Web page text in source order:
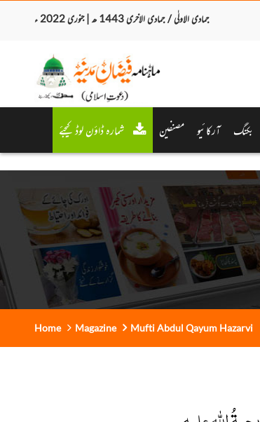
جمادی الاولٰی / جمادی الاخری 1443 ھ | جنوری 2022 ء
بکنگ آرکائیو مصنفین شمارہ ڈاؤن لوڈ کیجئے
Home Magazine Mufti Abdul Qayum Hazarvi